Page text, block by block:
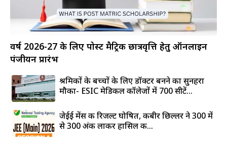
वर्ष 2026-27 के लिए पोस्ट मैट्रिक छात्रवृत्ति हेतु ऑनलाइन
पंजीयन प्रारंभ
श्रमिकों के बच्चों के लिए डॉक्टर बनने का सुनहरा
मौका- ESIC मेडिकल कॉलेजों में 700 सीटें...
जेईई मेंस की रिजल्ट घोषित, कबीर छिल्लर ने 300 में
से 300 अंक लाकर हासिल की...